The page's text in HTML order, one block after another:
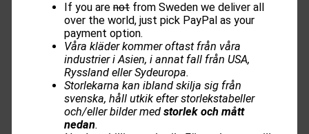
If you arenotfrom Sweden we deliver all
over the world, just pick PayPal as your
payment option.
Våra kläder kommer oftast från våra
industrier i Asien, i annat fall från USA,
Ryssland eller Sydeuropa.
Storlekarna kan ibland skilja sig från
svenska, håll utkik efter storlekstabeller
och/eller bilder medstorlek och mått
nedan.